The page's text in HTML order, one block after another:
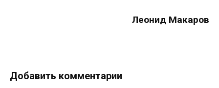
Леонид Макаров
Добавить комментарии